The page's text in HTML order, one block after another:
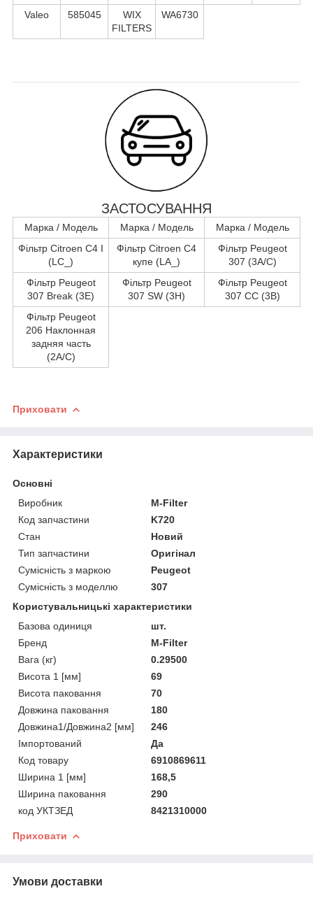
Valeo 585045
WIX
FILTERS
WA6730
ЗАСТОСУВАННЯ
Марка / Модель Марка / Модель
Марка / Модель
Фільтр Citroen C4 I
(LC_)
Фільтр Citroen C4
купе (LA_)
Фільтр Peugeot
307 (3A/C)
Фільтр Peugeot
307 Break (3E)
Фільтр Peugeot
307 SW (3H)
Фільтр Peugeot
307 CC (3B)
Фільтр Peugeot
206 Наклонная
задняя часть
(2A/C)
Приховати
Характеристики
Основні
Виробник
M-Filter
Код запчастини
K720
Стан
Новий
Тип запчастини
Оригінал
Сумісність з маркою
Peugeot
Сумісність з моделлю
307
Користувальницькі характеристики
Базова одиниця
шт.
Бренд
M-Filter
Вага (кг)
0.29500
Висота 1 [мм]
69
Висота паковання
70
Довжина паковання
180
Довжина1/Довжина2 [мм]
246
Імпортований
Да
Код товару
6910869611
Ширина 1 [мм]
168,5
Ширина паковання
290
код УКТЗЕД
8421310000
Приховати
Умови доставки